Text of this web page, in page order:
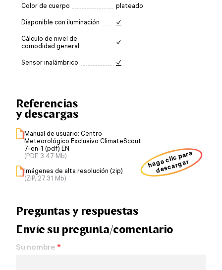
Color de cuerpo plateado
Disponible con iluminación ✓
Cálculo de nivel de
comodidad general
✓
Sensor inalámbrico ✓
Referencias
y descargas
Manual de usuario: Centro
Meteorológico Exclusivo ClimateScout
7-en-1 (pdf) EN
(PDF, 3.47 Mb)
Imágenes de alta resolución (zip)
(ZIP, 27.31 Mb)
haga clic para
descargar
Preguntas y respuestas
Envíe su pregunta/comentario
Su nombre *